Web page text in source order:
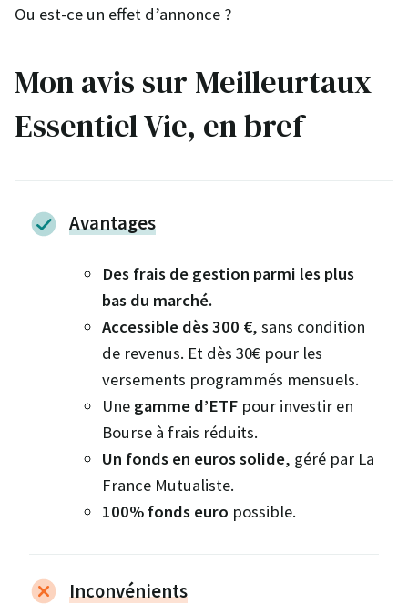
Ou est-ce un effet d’annonce ?
Mon avis sur Meilleurtaux
Essentiel Vie, en bref
Avantages
Des frais de gestion parmi les plus
bas du marché.
Accessible dès 300 €, sans condition
de revenus. Et dès 30€ pour les
versements programmés mensuels.
Une gamme d’ETF pour investir en
Bourse à frais réduits.
Un fonds en euros solide, géré par La
France Mutualiste.
100% fonds euro possible.
Inconvénients